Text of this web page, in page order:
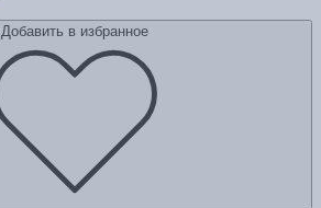
Добавить в избранное